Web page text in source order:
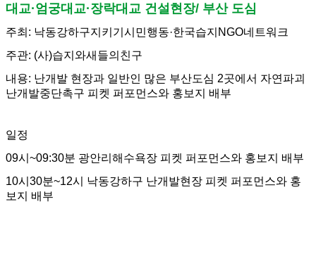
대교·엄궁대교·장락대교 건설현장/ 부산 도심
주최: 낙동강하구지키기시민행동·한국습지NGO네트워크
주관: (사)습지와새들의친구
내용: 난개발 현장과 일반인 많은 부산도심 2곳에서 자연파괴
난개발중단촉구 피켓 퍼포먼스와 홍보지 배부
일정
09시~09:30분 광안리해수욕장 피켓 퍼포먼스와 홍보지 배부
10시30분~12시 낙동강하구 난개발현장 피켓 퍼포먼스와 홍
보지 배부